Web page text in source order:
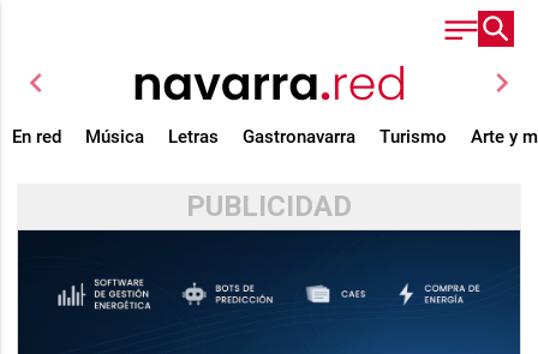
chevron_left chevron_right
En red Música Letras Gastronavarra Turismo Arte y
PUBLICIDAD